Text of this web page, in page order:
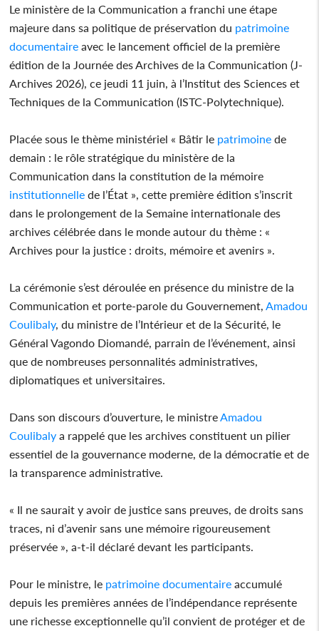
Le ministère de la Communication a franchi une étape
majeure dans sa politique de préservation du patrimoine
documentaire avec le lancement officiel de la première
édition de la Journée des Archives de la Communication (J-
Archives 2026), ce jeudi 11 juin, à l’Institut des Sciences et
Techniques de la Communication (ISTC-Polytechnique).
Placée sous le thème ministériel « Bâtir le patrimoine de
demain : le rôle stratégique du ministère de la
Communication dans la constitution de la mémoire
institutionnelle de l’État », cette première édition s’inscrit
dans le prolongement de la Semaine internationale des
archives célébrée dans le monde autour du thème : «
Archives pour la justice : droits, mémoire et avenirs ».
La cérémonie s’est déroulée en présence du ministre de la
Communication et porte-parole du Gouvernement, Amadou
Coulibaly, du ministre de l’Intérieur et de la Sécurité, le
Général Vagondo Diomandé, parrain de l’événement, ainsi
que de nombreuses personnalités administratives,
diplomatiques et universitaires.
Dans son discours d’ouverture, le ministreAmadou
Coulibaly a rappelé que les archives constituent un pilier
essentiel de la gouvernance moderne, de la démocratie et de
la transparence administrative.
« Il ne saurait y avoir de justice sans preuves, de droits sans
traces, ni d’avenir sans une mémoire rigoureusement
préservée », a-t-il déclaré devant les participants.
Pour le ministre, le patrimoine documentaire accumulé
depuis les premières années de l’indépendance représente
une richesse exceptionnelle qu’il convient de protéger et de